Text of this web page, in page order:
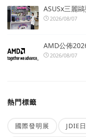
ASUSx三麗
2026/08/07
AMD公佈
2026/08/07
熱門標籤
國際發明展 JDIE